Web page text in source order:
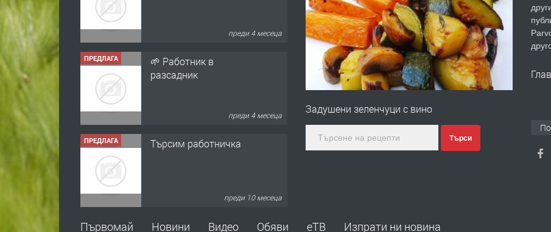
преди 4 месеца
ПРЕДЛАГА
🌱 Работник в
разсадник
преди 4 месеца
ПРЕДЛАГА Търсим работничка
преди 10 месеца
ПРЕДЛАГА Продава употребявани
Задушени зеленчуци с вино
Търси
Първомай Новини Видео Обяви еТВ Изпрати ни новина